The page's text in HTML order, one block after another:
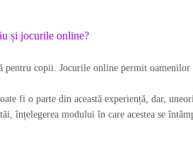
și jocurile online?
pentru copii. Jocurile online permit
fi o parte din această experiență, dar,
înțelegerea modului în care acestea se